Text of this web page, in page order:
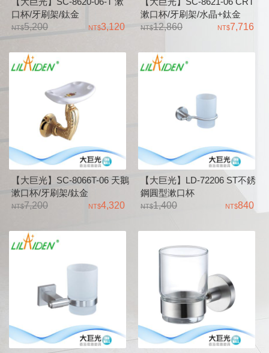
口杯/牙刷架/鈦金
5,200
3,120
漱口杯/牙刷架/水晶+鈦金
12,860
7,716
【大巨光】SC-8066T-06 天鵝
漱口杯/牙刷架/鈦金
7,200
4,320
【大巨光】LD-72206 ST不銹
鋼圓型漱口杯
1,400
840